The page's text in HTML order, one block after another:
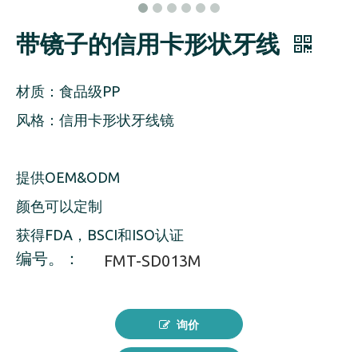
带镜子的信用卡形状牙线
材质：食品级PP
风格：信用卡形状牙线镜
提供OEM&ODM
颜色可以定制
获得FDA，BSCI和ISO认证
编号。： FMT-SD013M
询价